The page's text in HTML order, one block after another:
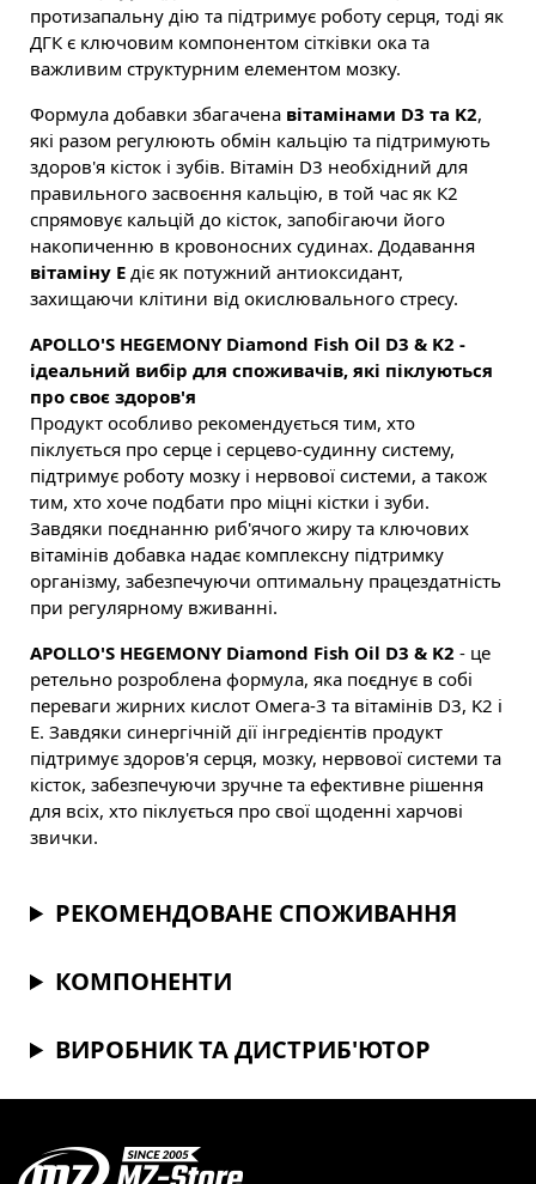
протизапальну дію та підтримує роботу серця, тоді як
ДГК є ключовим компонентом сітківки ока та
важливим структурним елементом мозку.
Формула добавки збагачена вітамінами D3 та K2,
які разом регулюють обмін кальцію та підтримують
здоров'я кісток і зубів. Вітамін D3 необхідний для
правильного засвоєння кальцію, в той час як К2
спрямовує кальцій до кісток, запобігаючи його
накопиченню в кровоносних судинах. Додавання
вітаміну Е діє як потужний антиоксидант,
захищаючи клітини від окислювального стресу.
APOLLO'S HEGEMONY Diamond Fish Oil D3 & K2 -
ідеальний вибір для споживачів, які піклуються
про своє здоров'я
Продукт особливо рекомендується тим, хто
піклується про серце і серцево-судинну систему,
підтримує роботу мозку і нервової системи, а також
тим, хто хоче подбати про міцні кістки і зуби.
Завдяки поєднанню риб'ячого жиру та ключових
вітамінів добавка надає комплексну підтримку
організму, забезпечуючи оптимальну працездатність
при регулярному вживанні.
APOLLO'S HEGEMONY Diamond Fish Oil D3 & K2 - це
ретельно розроблена формула, яка поєднує в собі
переваги жирних кислот Омега-3 та вітамінів D3, K2 і
E. Завдяки синергічній дії інгредієнтів продукт
підтримує здоров'я серця, мозку, нервової системи та
кісток, забезпечуючи зручне та ефективне рішення
для всіх, хто піклується про свої щоденні харчові
звички.
РЕКОМЕНДОВАНЕ СПОЖИВАННЯ
КОМПОНЕНТИ
ВИРОБНИК ТА ДИСТРИБ'ЮТОР